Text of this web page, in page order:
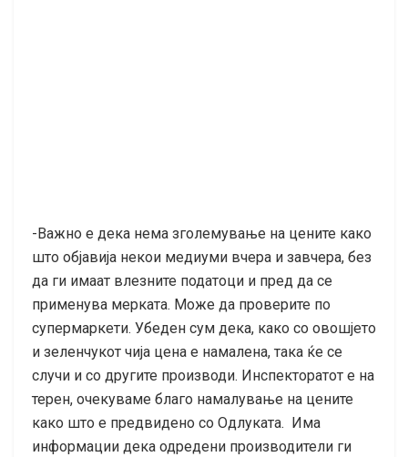
-Важно е дека нема зголемување на цените како
што објавија некои медиуми вчера и завчера, без
да ги имаат влезните податоци и пред да се
применува мерката. Може да проверите по
супермаркети. Убеден сум дека, како со овошјето
и зеленчукот чија цена е намалена, така ќе се
случи и со другите производи. Инспекторатот е на
терен, очекуваме благо намалување на цените
како што е предвидено со Одлуката. Има
информации дека одредени производители ги